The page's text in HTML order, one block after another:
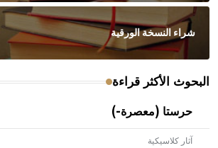
شراء النسخة الورقية
البحوث الأكثر قراءة
حرستا (معصرة-)
آثار كلاسيكية